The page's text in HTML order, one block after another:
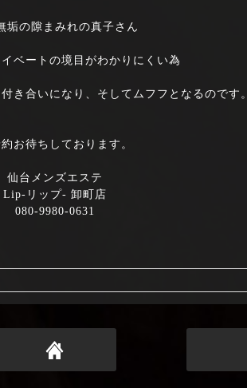
垢の隙まみれの真子さん
ベートの境目がわかりにくい為
き合いになり、そしてムフフとなるのです。
お待ちしております。
仙台メンズエステ
Lip-リップ- 卸町店
080-9980-0631